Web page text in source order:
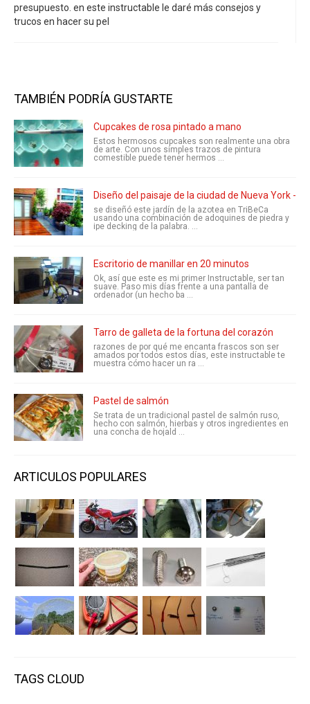
presupuesto. en este instructable le daré más consejos y
trucos en hacer su pel
TAMBIÉN PODRÍA GUSTARTE
Cupcakes de rosa pintado a mano
Estos hermosos cupcakes son realmente una obra
de arte. Con unos simples trazos de pintura
comestible puede tener hermos ...
Diseño del paisaje de la ciudad de Nueva York -
se diseñó este jardín de la azotea en TriBeCa
usando una combinación de adoquines de piedra y
ipe decking de la palabra. ...
Escritorio de manillar en 20 minutos
Ok, así que este es mi primer Instructable, ser tan
suave. Paso mis días frente a una pantalla de
ordenador (un hecho ba ...
Tarro de galleta de la fortuna del corazón
razones de por qué me encanta frascos son ser
amados por todos estos días, este instructable te
muestra cómo hacer un ra ...
Pastel de salmón
Se trata de un tradicional pastel de salmón ruso,
hecho con salmón, hierbas y otros ingredientes en
una concha de hojald ...
ARTICULOS POPULARES
TAGS CLOUD